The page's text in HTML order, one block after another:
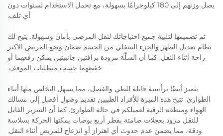
يصل وزنهم إلى 180 كيلوجرامًا بسهولة، مع تحمل الاستخدام لسنوات دون
أي تلف.
تم تصميمها لتلبية جميع احتياجاتك لنقل المرضى بأمان وسهولة. يتيح لك
نظام تعديل الظهر والجزء السفلي من الجسم ضمان وضع المريض الأكثر
راحة أثناء النقل. كما أن السلّة مزودة برافتين جانبيتين يمكن رفعهما أو
خفضهما حسب متطلبات الموقف.
يتميز أيضًا برأسية قابلة للطي والفصل، مما يسهل التخلص منها أثناء
الطوارئ. تتيح هذه الميزة للأفراد الطبيين تقديم وصول أفضل إلى مسالك
الهواء ومنطقة الرقبة لعميلكم في حالة الطوارئ. كما أن السرير القابل
للنقل مزود بعجلات صامتة بقطر أربع بوصات يمكنها الحركة بسلاسة
ودقة، مما يضمن عدم حدوث أي اهتزاز أو انزعاج للمريض أثناء النقل.